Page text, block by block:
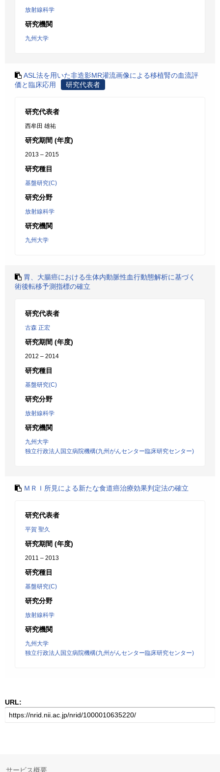
放射線科学
研究機関
九州大学
ASL法を用いた非造影MR灌流画像による移植腎の血流評
価と臨床応用
研究代表者
研究代表者
西牟田 雄祐
研究期間 (年度)
2013 – 2015
研究種目
基盤研究(C)
研究分野
放射線科学
研究機関
九州大学
胃、大腸癌における生体内動脈性血行動態解析に基づく
術後転移予測指標の確立
研究代表者
古森 正宏
研究期間 (年度)
2012 – 2014
研究種目
基盤研究(C)
研究分野
放射線科学
研究機関
九州大学
独立行政法人国立病院機構(九州がんセンター臨床研究センター)
ＭＲＩ所見による新たな食道癌治療効果判定法の確立
研究代表者
平賀 聖久
研究期間 (年度)
2011 – 2013
研究種目
基盤研究(C)
研究分野
放射線科学
研究機関
九州大学
独立行政法人国立病院機構(九州がんセンター臨床研究センター)
URL:
サービス概要